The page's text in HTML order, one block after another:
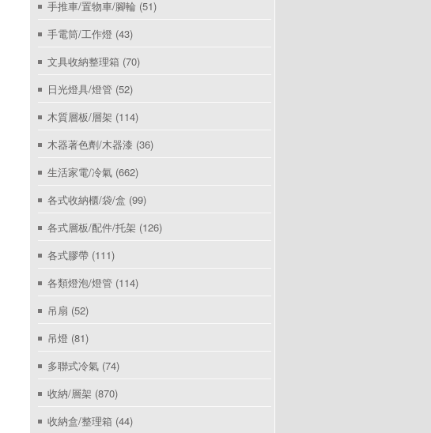
手推車/置物車/腳輪 (51)
手電筒/工作燈 (43)
文具收納整理箱 (70)
日光燈具/燈管 (52)
木質層板/層架 (114)
木器著色劑/木器漆 (36)
生活家電/冷氣 (662)
各式收納櫃/袋/盒 (99)
各式層板/配件/托架 (126)
各式膠帶 (111)
各類燈泡/燈管 (114)
吊扇 (52)
吊燈 (81)
多聯式冷氣 (74)
收納/層架 (870)
收納盒/整理箱 (44)